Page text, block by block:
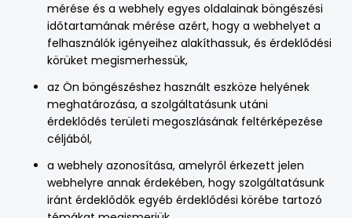
mérése és a webhely egyes oldalainak böngészési
időtartamának mérése azért, hogy a webhelyet a
felhasználók igényeihez alakíthassuk, és érdeklődési
körüket megismerhessük,
az Ön böngészéshez használt eszköze helyének
meghatározása, a szolgáltatásunk utáni
érdeklődés területi megoszlásának feltérképezése
céljából,
a webhely azonosítása, amelyről érkezett jelen
webhelyre annak érdekében, hogy szolgáltatásunk
iránt érdeklődők egyéb érdeklődési körébe tartozó